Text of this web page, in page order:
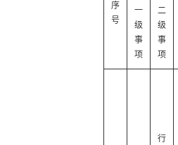
序
号
一
级
事
项
二
级
事
项
行